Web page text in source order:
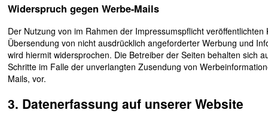
Widerspruch gegen Werbe-Mails
Der Nutzung von im Rahmen der Impressumspflicht veröffentlichten
Übersendung von nicht ausdrücklich angeforderter Werbung und
wird hiermit widersprochen. Die Betreiber der Seiten behalten sich
Schritte im Falle der unverlangten Zusendung von
Mails, vor.
3. Datenerfassung auf unserer Website